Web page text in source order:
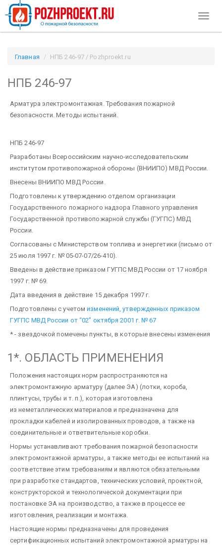
Главная НПБ 246-97 / Pozhproekt.ru
НПБ 246-97
Арматура электромонтажная. Требования пожарной
безопасности. Методы испытаний.
НПБ 246-97
Разработаны Всероссийским научно-исследовательским
институтом противопожарной обороны (ВНИИПО) МВД России.
Внесены ВНИИПО МВД России.
Подготовлены к утверждению отделом организации
Государственного пожарного надзора Главного управления
Государственной противопожарной службы (ГУГПС) МВД
России.
Согласованы с Министерством топлива и энергетики (письмо от
25 июля 1997 г. № 05-07-07/26-410).
Введены в действие приказом ГУГПС МВД России от 17 ноября
1997 г. № 69.
Дата введения в действие 15 декабря 1997 г.
Подготовлены с учетомизменений, утвержденных приказом
ГУГПС МВД России от “02” октября 2001 г. № 67
* - звездочкой помечены пункты, в которые внесены изменения
1*. ОБЛАСТЬ ПРИМЕНЕНИЯ
Положения настоящих норм распространяются на
электромонтажную арматуру (далее ЭА) (лотки, короба,
плинтусы, трубы и т. п.), которая изготовлена
из неметаллических материалов и предназначена для
прокладки кабелей и изолированных проводов, а также на
соединительные и ответвительные коробки.
Нормы устанавливают требования пожарной безопасности
электромонтажной арматуры, а также методы ее испытаний на
соответствие этим требованиям и являются обязательными
при разработке стандартов, технических условий, проектной,
конструкторской и технологической документации при
постановке ЭА на производство, а также в процессе ее
изготовления, реализации и монтажа.
Настоящие нормы предназначены для проведения
сертификационных испытаний электромонтажной арматуры на